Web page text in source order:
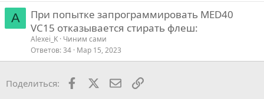
A
При попытке запрограммировать MED40
VC15 отказывается стирать флеш:
Alexei_K Чиним сами
Ответов 34 Мар 15, 2023
Поделиться: Facebook ПочтаСсылкой